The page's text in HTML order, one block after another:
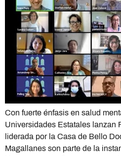
Con fuerte énfasis en salud
Universidades Estatales lanzan
liderada por la Casa de Bello
Magallanes son parte de la